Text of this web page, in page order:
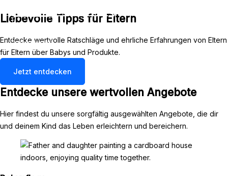
Inhalt
mama-papa-blog
Liebevolle Tipps für Eltern
Entdecke wertvolle Ratschläge und ehrliche Erfahrungen von Eltern
für Eltern über Babys und Produkte.
Jetzt entdecken
Entdecke unsere wertvollen Angebote
Hier findest du unsere sorgfältig ausgewählten Angebote, die dir
und deinem Kind das Leben erleichtern und bereichern.